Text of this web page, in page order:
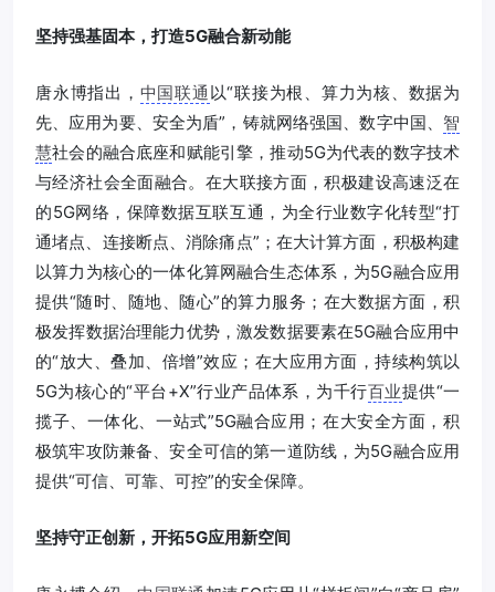
坚持强基固本，打造5G融合新动能
唐永博指出， 中国联通 以“联接为根、算力为核、数据为
先、应用为要、安全为盾”，铸就网络强国、数字中国、 智
慧社会的融合底座和赋能引擎，推动5G为代表的数字技术
与经济社会全面融合。在大联接方面，积极建设高速泛在
的5G网络，保障数据互联互通，为全行业数字化转型“打
通堵点、连接断点、消除痛点”；在大计算方面，积极构建
以算力为核心的一体化算网融合生态体系，为5G融合应用
提供“随时、随地、随心”的算力服务；在大数据方面，积
极发挥数据治理能力优势，激发数据要素在5G融合应用中
的“放大、叠加、倍增”效应；在大应用方面，持续构筑以
5G为核心的“平台+X”行业产品体系，为千行百业提供“一
揽子、一体化、一站式”5G融合应用；在大安全方面，积
极筑牢攻防兼备、安全可信的第一道防线，为5G融合应用
提供“可信、可靠、可控”的安全保障。
坚持守正创新，开拓5G应用新空间